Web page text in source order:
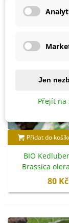
Přidat do
BIO
Brassica
gongylodes -80 Kč
Jen
Přejít na